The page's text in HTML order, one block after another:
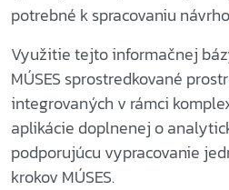
potrebné k spracovaniu
Využitie tejto informačnej
MÚSES sprostredkované
integrovaných v rámci
aplikácie doplnenej o
podporujúcu vypracovanie
krokov MÚSES.